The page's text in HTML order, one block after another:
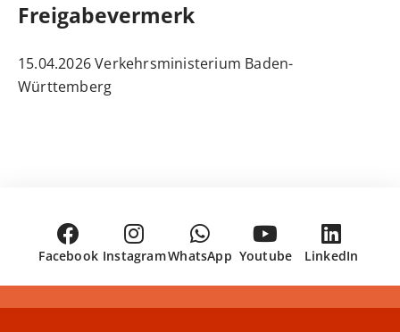
Freigabevermerk
15.04.2026 Verkehrsministerium Baden-
Württemberg
Facebook InstagramWhatsApp Youtube LinkedIn